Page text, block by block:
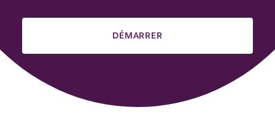
DÉMARRER